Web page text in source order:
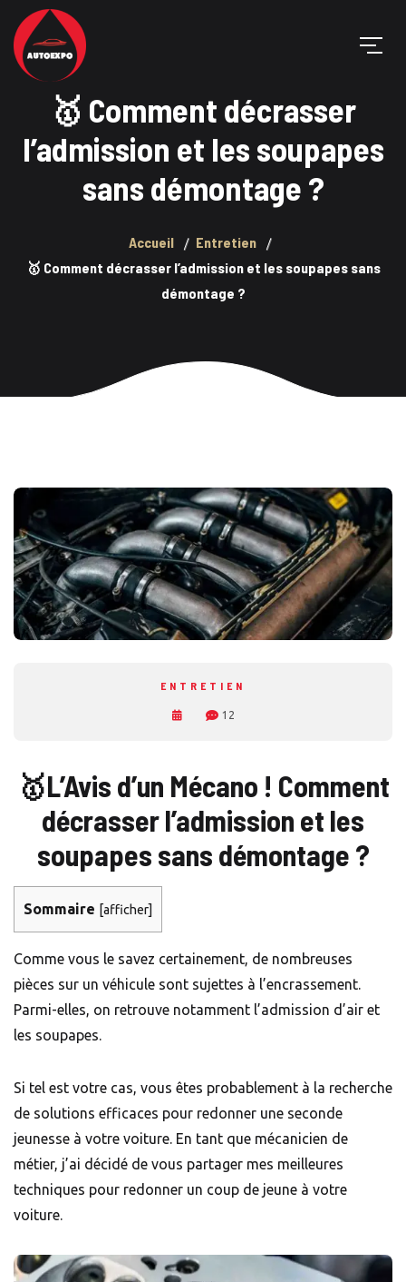
🥇 Comment décrasser
l’admission et les soupapes
sans démontage ?
Accueil
Entretien
🥇 Comment décrasser l’admission et les soupapes sans
démontage ?
ENTRETIEN
12
🥇L’Avis d’un Mécano ! Comment
décrasser l’admission et les
soupapes sans démontage ?
Sommaire [afficher]
Comme vous le savez certainement, de nombreuses
pièces sur un véhicule sont sujettes à l’encrassement.
Parmi-elles, on retrouve notamment l’admission d’air et
les soupapes.
Si tel est votre cas, vous êtes probablement à la recherche
de solutions efficaces pour redonner une seconde
jeunesse à votre voiture. En tant que mécanicien de
métier, j’ai décidé de vous partager mes meilleures
techniques pour redonner un coup de jeune à votre
voiture.